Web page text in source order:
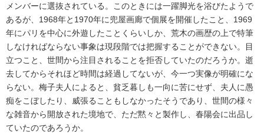
メンバーに選抜されている。このときには一躍脚光を浴びたようで
あるが、1968年と1970年に兜屋画廊で個展を開催したこと、1969
年にパリを中心に外遊したことくらいしか、荒木の画歴の上で特筆
しなければならない事象は現段階では把握することができない。目
立つこと、世間から注目されることを拒否していたのだろうか。逝
去してからそれほど時間は経過してないが、今一つ実像が明確にな
らない。梅子夫人によると、貧乏暮しも一向に苦にせず、夫人に愚
痴をこぼしたり、威張ることもしなかったそうであり、世間の様々
な雑音から開放された境地で、ただ黙々と製作し、春陽会に出品し
ていたのであろうか。